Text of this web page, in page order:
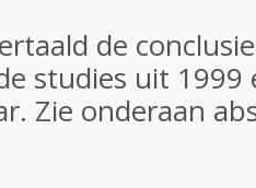
de
studies uit 1999
Zie onderaan